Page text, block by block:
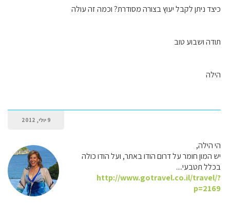
כיצד ניתן לקבל יעוץ בצורה מסודרת? וכמה זה עולה
תודה ושבוע טוב
הילה
9 יולי, 2012
הי הילה,
יש המון חומר על דרום הודו באתר, ועל הודו כולה
בכלל תטבעי....
http://www.gotravel.co.il/travel/?
p=2169